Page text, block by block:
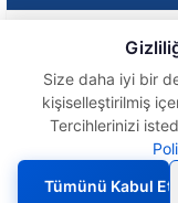
Düzeltme
Kanuni Süresinden
05:19
Konaklama Vergisi
Bölümü
Size daha iyi bir
kişiselleştirilmiş
Tercihlerinizi
Tümünü Kabul Et